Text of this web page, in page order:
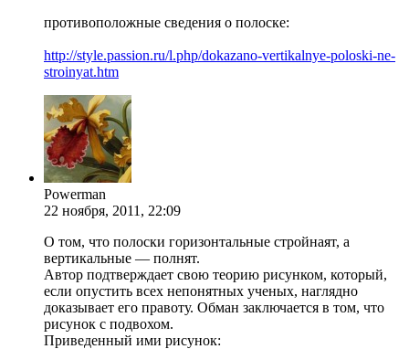
противоположные сведения о полоске:
http://style.passion.ru/l.php/dokazano-vertikalnye-poloski-ne-
stroinyat.htm
Powerman
22 ноября, 2011, 22:09
О том, что полоски горизонтальные стройнаят, а
вертикальные — полнят.
Автор подтверждает свою теорию рисунком, который,
если опустить всех непонятных ученых, наглядно
доказывает его правоту. Обман заключается в том, что
рисунок с подвохом.
Приведенный ими рисунок: